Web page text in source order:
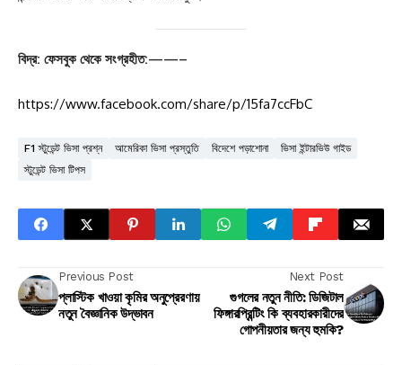
বিদ্র: ফেসবুক থেকে সংগ্রহীত:——–
https://www.facebook.com/share/p/15fa7ccFbC
F1 স্টুডেন্ট ভিসা প্রশ্ন আমেরিকা ভিসা প্রস্তুতি বিদেশে পড়াশোনা
ভিসা ইন্টারভিউ গাইড
স্টুডেন্ট ভিসা টিপস
Previous Post
প্লাস্টিক খাওয়া কৃমির অনুপ্রেরণায়
নতুন বৈজ্ঞানিক উদ্ভাবন
Next Post
গুগলের নতুন নীতি: ডিজিটাল
ফিঙ্গারপ্রিন্টিং কি ব্যবহারকারীদের
গোপনীয়তার জন্য হুমকি?